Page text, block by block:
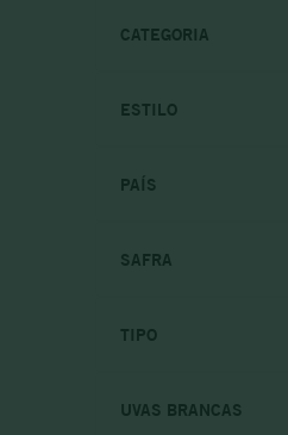
CATEGORIA
Branco
ESTILO
Tintos Complexos
Rosés Light
PAÍS
SAFRA
2023
TIPO
UVAS BRANCAS